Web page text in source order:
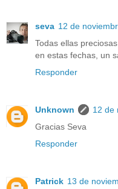
seva 12 de
Todas ellas
en estas fechas, un
Responder
Unknown
12 de
Gracias Seva
Responder
Patrick 13 de